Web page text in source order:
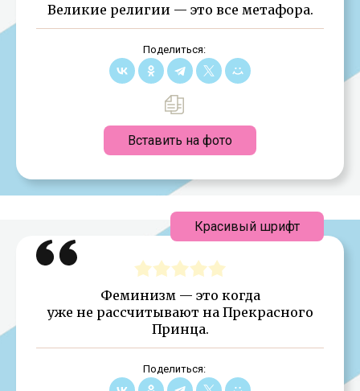
Великие религии — это все метафора.
Поделиться:
Вставить на фото
Феминизм — это когда
уже не рассчитывают на Прекрасного
Принца.
Поделиться:
Красивый шрифт